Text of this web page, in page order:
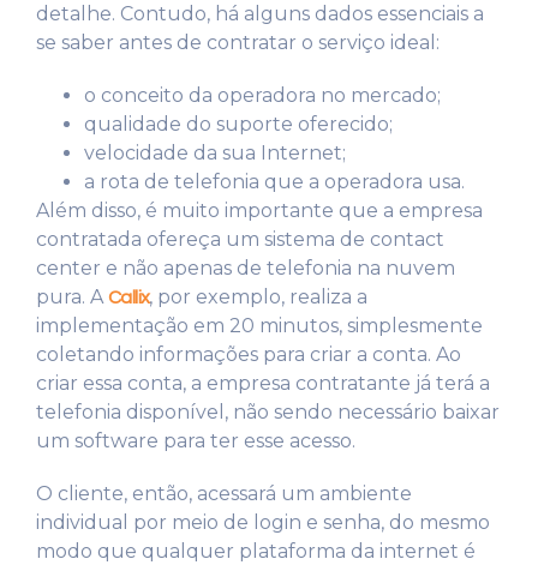
detalhe. Contudo, há alguns dados essenciais a
se saber antes de contratar o serviço ideal:
o conceito da operadora no mercado;
qualidade do suporte oferecido;
velocidade da sua Internet;
a rota de telefonia que a operadora usa.
Além disso, é muito importante que a empresa
contratada ofereça um sistema de contact
center e não apenas de telefonia na nuvem
pura. A Callix, por exemplo, realiza a
implementação em 20 minutos, simplesmente
coletando informações para criar a conta. Ao
criar essa conta, a empresa contratante já terá a
telefonia disponível, não sendo necessário baixar
um software para ter esse acesso.
O cliente, então, acessará um ambiente
individual por meio de login e senha, do mesmo
modo que qualquer plataforma da internet é